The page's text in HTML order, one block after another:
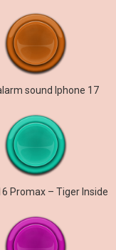
sound Iphone 17
Promax – Tiger Inside